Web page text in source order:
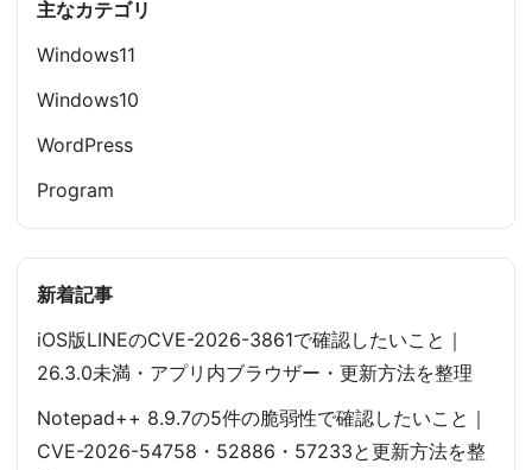
主なカテゴリ
Windows11
Windows10
WordPress
Program
新着記事
iOS版LINEのCVE-2026-3861で確認したいこと｜
26.3.0未満・アプリ内ブラウザー・更新方法を整理
Notepad++ 8.9.7の5件の脆弱性で確認したいこと｜
CVE-2026-54758・52886・57233と更新方法を整